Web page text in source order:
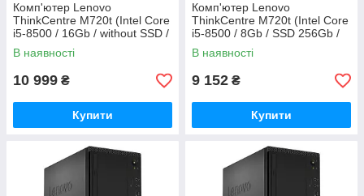
Комп'ютер Lenovo
ThinkCentre M720t (Intel Core
i5-8500 / 16Gb / without SSD /
UHD Graphics 630)
Refurbished
В наявності
10 999 ₴
Купити
Комп'ютер Lenovo
ThinkCentre M720t (Intel Core
i5-8500 / 8Gb / SSD 256Gb /
UHD Graphics 630)
Refurbished
В наявності
9 152 ₴
Купити